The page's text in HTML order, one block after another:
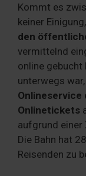
Kommt es
keiner
den
vermittelnd
online
unterwegs
Onlineservice
Onlinetickets
aufgrund einer
Die Bahn hat
Reisenden zu